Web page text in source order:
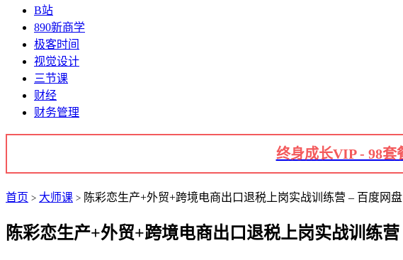
B站
890新商学
极客时间
视觉设计
三节课
财经
财务管理
终身成长VIP - 98套
首页 > 大师课 > 陈彩恋生产+外贸+跨境电商出口退税上岗实战训练营 – 百度网
陈彩恋生产+外贸+跨境电商出口退税上岗实战训练